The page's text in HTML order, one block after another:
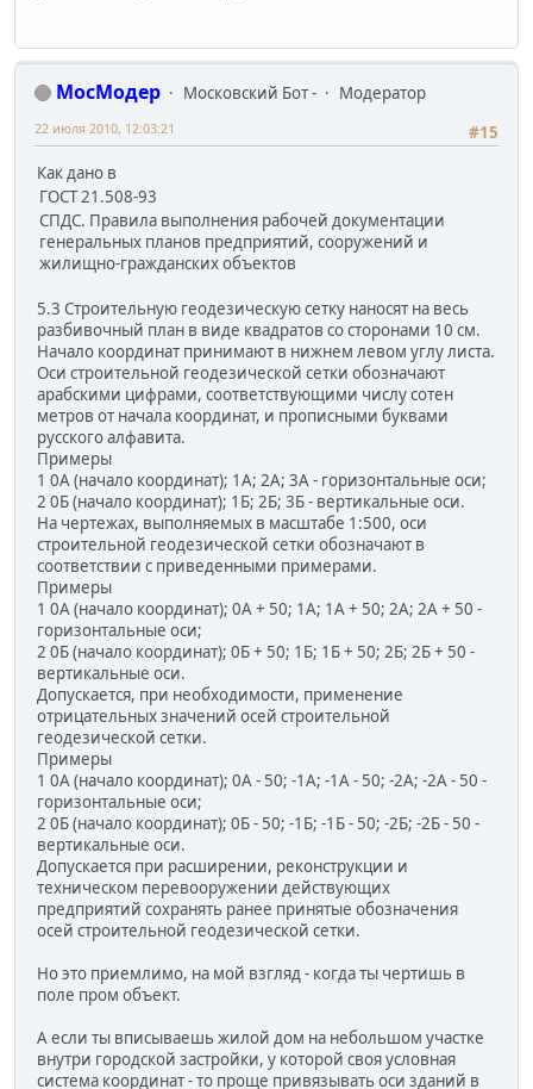
МосМодер Московский Бот -
Модератор
#15
22 июля 2010, 12:03:21
Как дано в
ГОСТ 21.508-93
СПДС. Правила выполнения рабочей документации
генеральных планов предприятий, сооружений и
жилищно-гражданских объектов
5.3 Строительную геодезическую сетку наносят на весь
разбивочный план в виде квадратов со сторонами 10 см.
Начало координат принимают в нижнем левом углу листа.
Оси строительной геодезической сетки обозначают
арабскими цифрами, соответствующими числу сотен
метров от начала координат, и прописными буквами
русского алфавита.
Примеры
1 0А (начало координат); 1А; 2А; 3А - горизонтальные оси;
2 0Б (начало координат); 1Б; 2Б; 3Б - вертикальные оси.
На чертежах, выполняемых в масштабе 1:500, оси
строительной геодезической сетки обозначают в
соответствии с приведенными примерами.
Примеры
1 0А (начало координат); 0А + 50; 1А; 1А + 50; 2А; 2А + 50 -
горизонтальные оси;
2 0Б (начало координат); 0Б + 50; 1Б; 1Б + 50; 2Б; 2Б + 50 -
вертикальные оси.
Допускается, при необходимости, применение
отрицательных значений осей строительной
геодезической сетки.
Примеры
1 0А (начало координат); 0А - 50; -1А; -1А - 50; -2А; -2А - 50 -
горизонтальные оси;
2 0Б (начало координат); 0Б - 50; -1Б; -1Б - 50; -2Б; -2Б - 50 -
вертикальные оси.
Допускается при расширении, реконструкции и
техническом перевооружении действующих
предприятий сохранять ранее принятые обозначения
осей строительной геодезической сетки.
Но это приемлимо, на мой взгляд - когда ты чертишь в
поле пром объект.
А если ты вписываешь жилой дом на небольшом участке
внутри городской застройки, у которой своя условная
система координат - то проще привязывать оси зданий в